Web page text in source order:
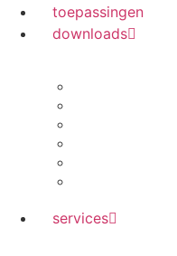
toepassingen
downloads
services